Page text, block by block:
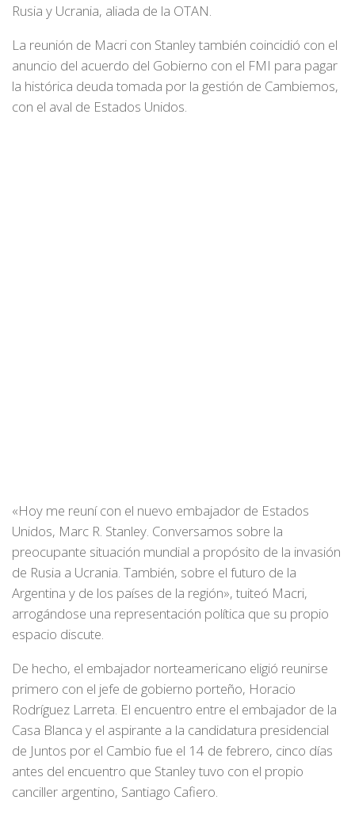
Rusia y Ucrania, aliada de la OTAN.
La reunión de Macri con Stanley también coincidió con el
anuncio del acuerdo del Gobierno con el FMI para pagar
la histórica deuda tomada por la gestión de Cambiemos,
con el aval de Estados Unidos.
«Hoy me reuní con el nuevo embajador de Estados
Unidos, Marc R. Stanley. Conversamos sobre la
preocupante situación mundial a propósito de la invasión
de Rusia a Ucrania. También, sobre el futuro de la
Argentina y de los países de la región», tuiteó Macri,
arrogándose una representación política que su propio
espacio discute.
De hecho, el embajador norteamericano eligió reunirse
primero con el jefe de gobierno porteño, Horacio
Rodríguez Larreta. El encuentro entre el embajador de la
Casa Blanca y el aspirante a la candidatura presidencial
de Juntos por el Cambio fue el 14 de febrero, cinco días
antes del encuentro que Stanley tuvo con el propio
canciller argentino, Santiago Cafiero.